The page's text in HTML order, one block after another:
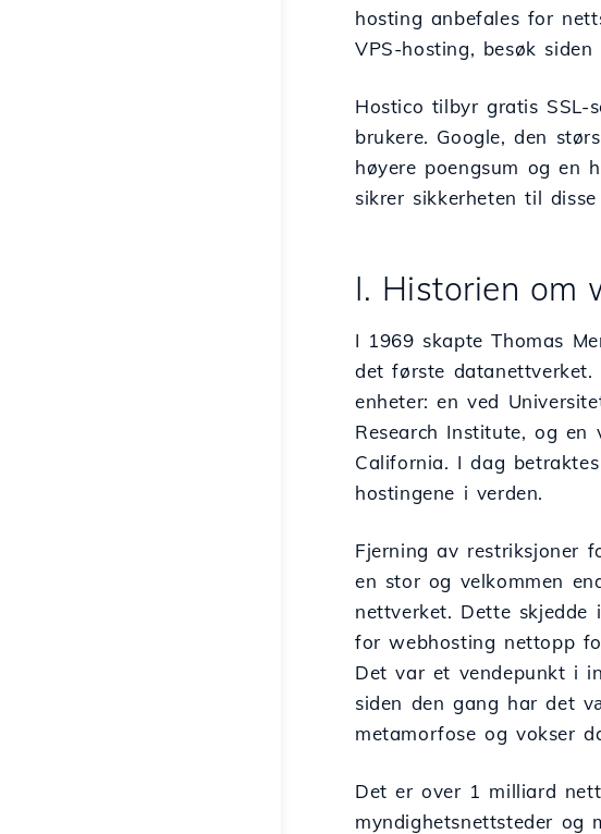
hosting anbefales for
VPS-hosting, besøk siden
Hostico tilbyr gratis SSL-
brukere. Google, den
høyere poengsum og en
sikrer sikkerheten til
I. Historien om
I 1969 skapte Thomas
det første
enheter: en ved
Research Institute, og en
California. I dag
hostingene i verden.
Fjerning av restriksjoner
en stor og velkommen
nettverket. Dette
for webhosting nettopp
Det var et vendepunkt i
siden den gang har det
metamorfose og vokser
Det er over 1 milliard
myndighetsnettsteder og